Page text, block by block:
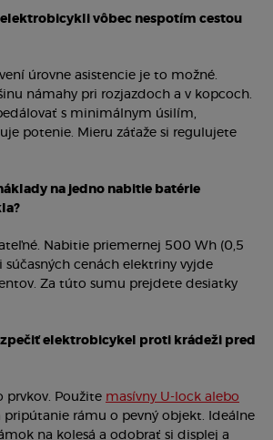
elektrobicykli vôbec nespotím cestou
úrovne asistencie je to možné.
námahy pri rozjazdoch a v kopcoch.
s minimálnym úsilím,
potenie. Mieru záťaže si regulujete
na jedno nabitie batérie
Nabitie priemernej 500 Wh (0,5
súčasných cenách elektriny vyjde
Za túto sumu prejdete desiatky
elektrobicykel proti krádeži pred
prvkov. Použite masívny U-lock alebo
pripútanie rámu o pevný objekt. Ideálne
na kolesá a odobrať si displej a